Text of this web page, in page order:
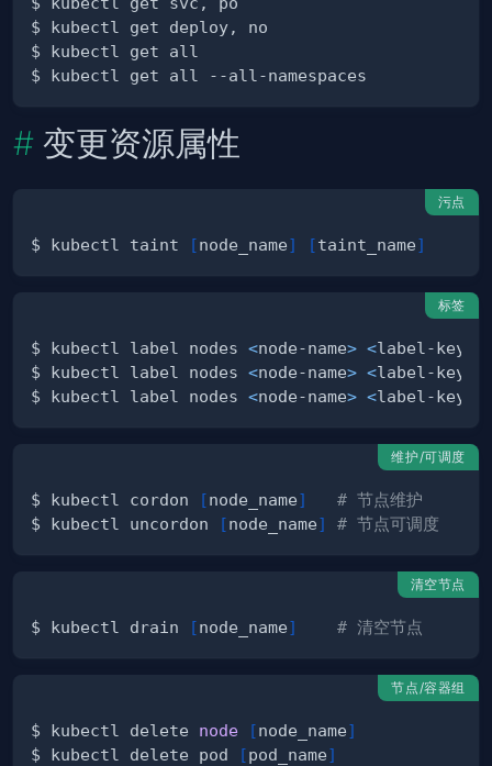
变更资源属性
污点
$ kubectl taint [node_name] [taint_name]
标签
$ kubectl label nodes <node-name> <label-key
$ kubectl label nodes <node-name> <label-key
$ kubectl label nodes <node-name> <label-key
维护/可调度
$ kubectl cordon [node_name]
# 节点维护
$ kubectl uncordon
[node_name] # 节点可调度
清空节点
$ kubectl drain [node_name] # 清空节点
节点/容器组
$ kubectl delete node [node_name]
$ kubectl delete pod
[pod_name]